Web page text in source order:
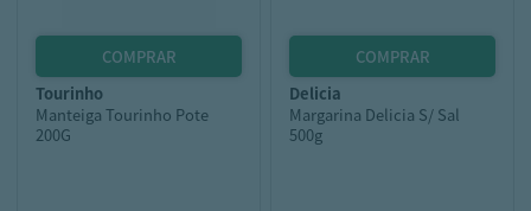
tourinho
Manteiga Tourinho Pote
200G
delicia
Margarina Delicia S/ Sal
500g